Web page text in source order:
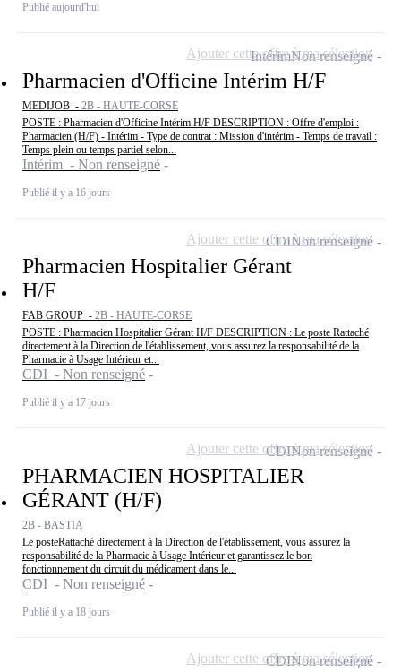
Publié aujourd'hui
Pharmacien d'Officine Intérim H/F
MEDIJOB - 2B - HAUTE-CORSE
POSTE : Pharmacien d'Officine Intérim H/F DESCRIPTION : Offre d'emploi :
Pharmacien (H/F) - Intérim - Type de contrat : Mission d'intérim - Temps de travail :
Temps plein ou temps partiel selon...
Intérim - Non renseigné
Publié il y a 16 jours
IntérimNon renseigné
Ajouter cette offre à ma sélection
Pharmacien Hospitalier Gérant
H/F
FAB GROUP - 2B - HAUTE-CORSE
POSTE : Pharmacien Hospitalier Gérant H/F DESCRIPTION : Le poste Rattaché
directement à la Direction de l'établissement, vous assurez la responsabilité de la
Pharmacie à Usage Intérieur et...
CDI - Non renseigné
Publié il y a 17 jours
CDINon renseigné
Ajouter cette offre à ma sélection
PHARMACIEN HOSPITALIER
GÉRANT (H/F)
2B - BASTIA
Le posteRattaché directement à la Direction de l'établissement, vous assurez la
responsabilité de la Pharmacie à Usage Intérieur et garantissez le bon
fonctionnement du circuit du médicament dans le...
CDI - Non renseigné
Publié il y a 18 jours
CDINon renseigné
Ajouter cette offre à ma sélection
CDINon renseigné
Ajouter cette offre à ma sélection